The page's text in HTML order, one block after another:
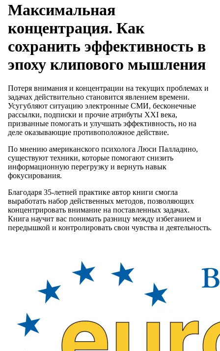
Максимальная
концентрация. Как
сохранить эффективность в
эпоху клипового мышления
Потеря внимания и концентрации на текущих проблемах и
задачах действительно становится явлением времени.
Усугубляют ситуацию электронные СМИ, бесконечные
рассылки, подписки и прочие атрибуты XXI века,
призванные помогать и улучшать эффективность, но на
деле оказывающие противоположное действие.
По мнению американского психолога Люси Палладино,
существуют техники, которые помогают снизить
информационную перегрузку и вернуть навык
фокусирования.
Благодаря 35-летней практике автор книги смогла
выработать набор действенных методов, позволяющих
концентрировать внимание на поставленных задачах.
Книга научит вас понимать разницу между избеганием и
передышкой и контролировать свои чувства и деятельность.